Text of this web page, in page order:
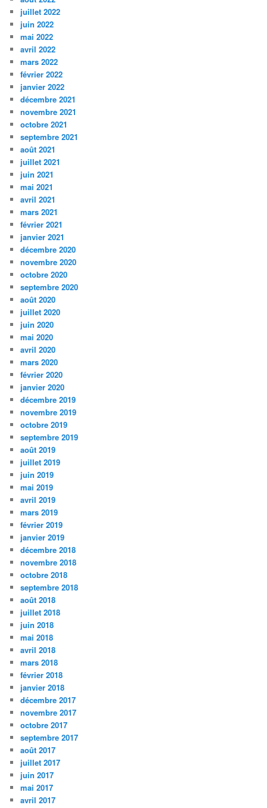
juillet 2022
juin 2022
mai 2022
avril 2022
mars 2022
février 2022
janvier 2022
décembre 2021
novembre 2021
octobre 2021
septembre 2021
août 2021
juillet 2021
juin 2021
mai 2021
avril 2021
mars 2021
février 2021
janvier 2021
décembre 2020
novembre 2020
octobre 2020
septembre 2020
août 2020
juillet 2020
juin 2020
mai 2020
avril 2020
mars 2020
février 2020
janvier 2020
décembre 2019
novembre 2019
octobre 2019
septembre 2019
août 2019
juillet 2019
juin 2019
mai 2019
avril 2019
mars 2019
février 2019
janvier 2019
décembre 2018
novembre 2018
octobre 2018
septembre 2018
août 2018
juillet 2018
juin 2018
mai 2018
avril 2018
mars 2018
février 2018
janvier 2018
décembre 2017
novembre 2017
octobre 2017
septembre 2017
août 2017
juillet 2017
juin 2017
mai 2017
avril 2017